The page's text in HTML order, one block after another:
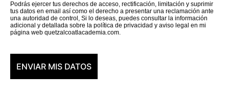
Podrás ejercer tus derechos de acceso, rectificación, limitación y suprimir
tus datos en email así como el derecho a presentar una reclamación ante
una autoridad de control, Si lo deseas, puedes consultar la información
adicional y detallada sobre la política de privacidad y aviso legal en mi
página web quetzalcoatlacademia.com.